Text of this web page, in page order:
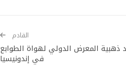
القادم
ذهبية المعرض الدولي لهواة الطوابع
في إندونيسيا